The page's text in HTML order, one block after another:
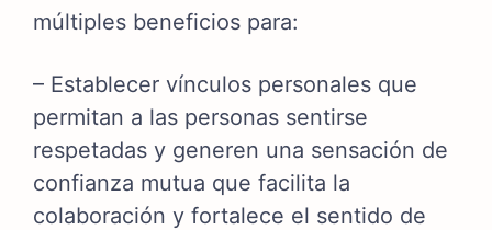
múltiples beneficios para:
– Establecer vínculos personales que
permitan a las personas sentirse
respetadas y generen una sensación de
confianza mutua que facilita la
colaboración y fortalece el sentido de